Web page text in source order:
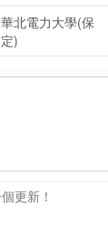
華北電力大學(保
定)